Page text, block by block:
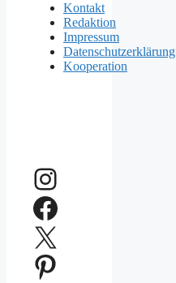
Kontakt
Redaktion
Impressum
Datenschutzerklärung
Kooperation
Instagram
Facebook
X
Pinterest